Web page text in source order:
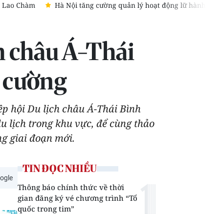
Du lịch Việt Nam đạt 56% mục tiêu đón khách quốc tế năm
Á-Thái
hội Du lịch châu Á-Thái Bình
lịch trong khu vực, để cùng thảo
giai đoạn mới.
TIN ĐỌC NHIỀU
Thông báo chính thức về thời
gian đăng ký vé chương trình “Tổ
quốc trong tim”